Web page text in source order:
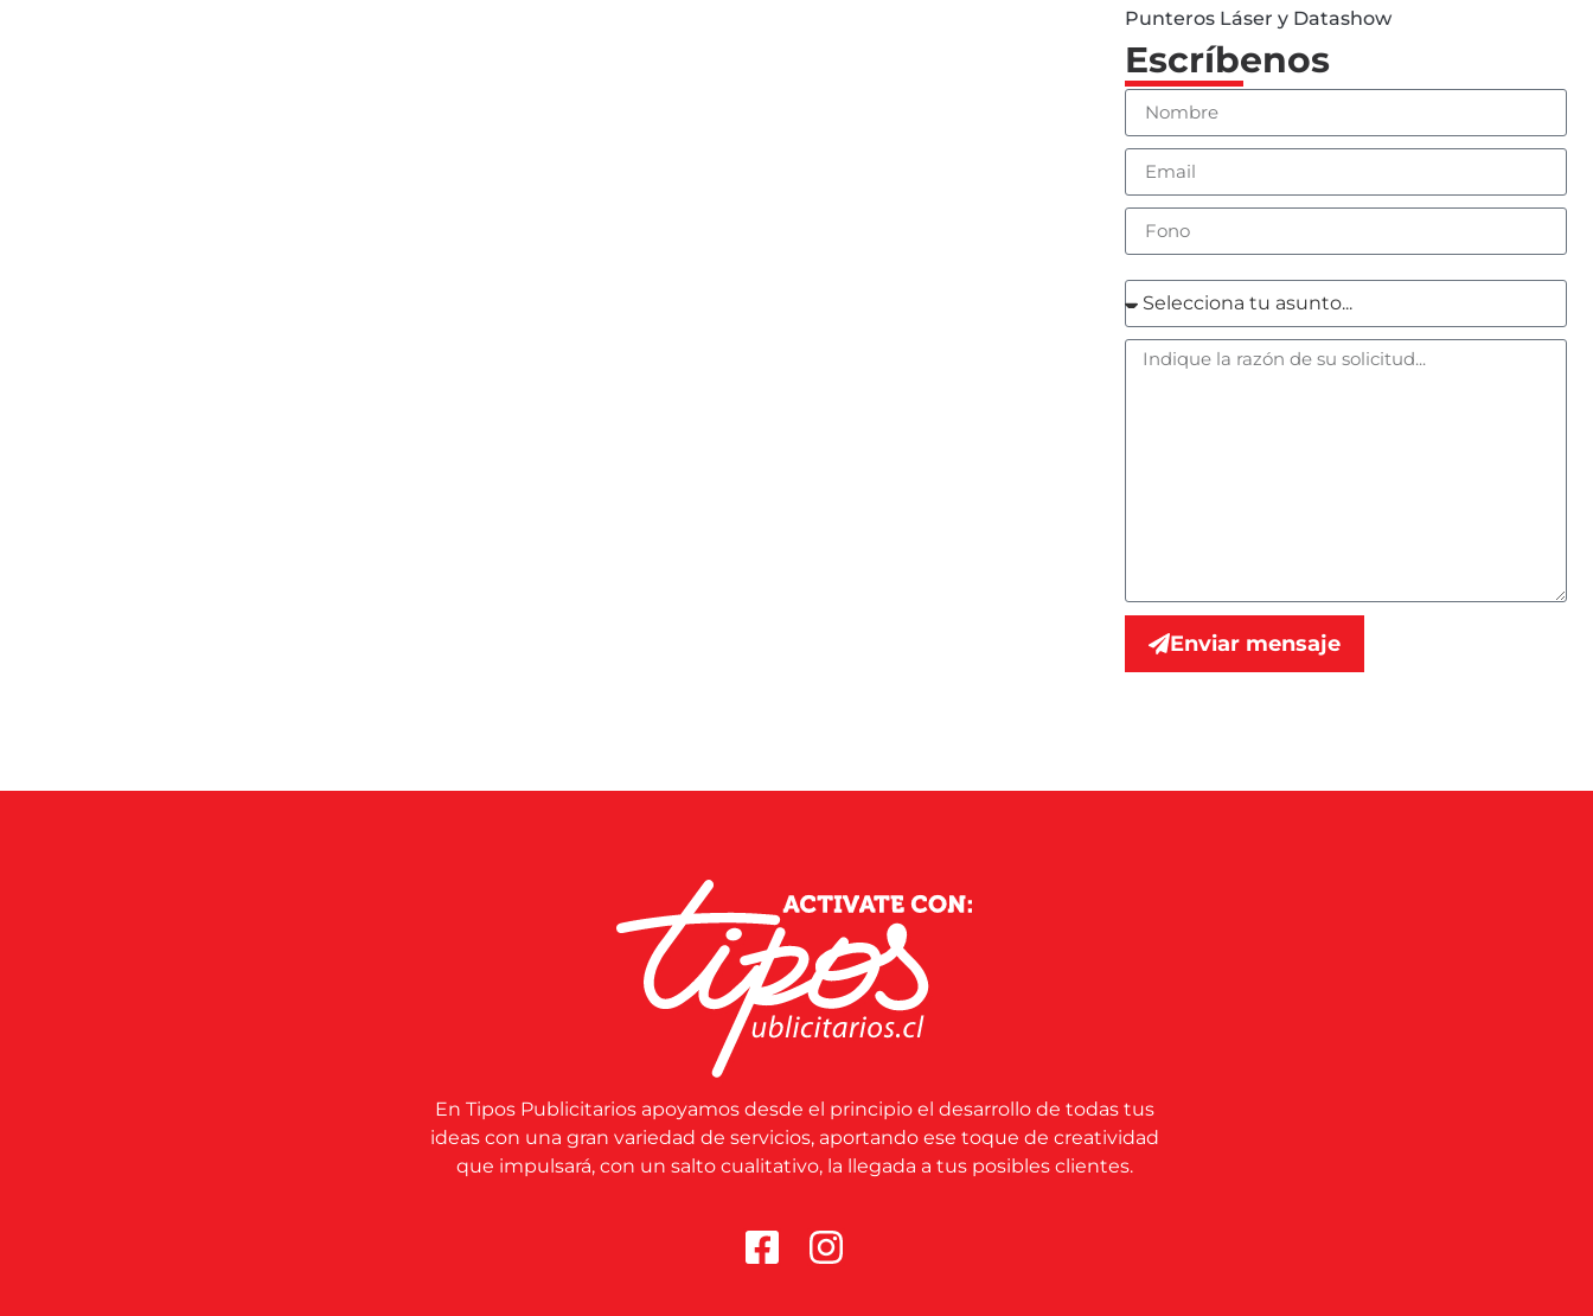
Punteros Láser y Datashow
Escríbenos
Enviar mensaje
En Tipos Publicitarios apoyamos desde el principio el desarrollo de todas tus
ideas con una gran variedad de servicios, aportando ese toque de creatividad
que impulsará, con un salto cualitativo, la llegada a tus posibles clientes.